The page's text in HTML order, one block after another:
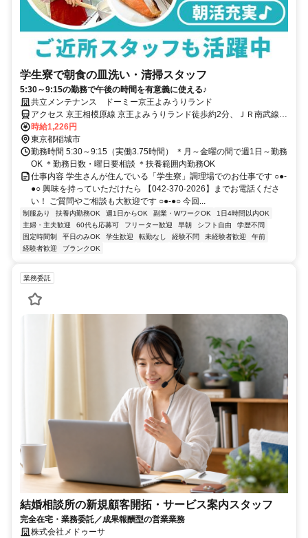
学生寮で朝食の皿洗い・清掃スタッフ
5:30～9:15の勤務で午後の時間を有意義に使える♪
共立メンテナンス ドーミー京王よみうりランド
アクセス 京王相模原線 京王よみうりランド徒歩約2分、ＪＲ南武線
矢野口南口徒歩約17分、京王相模原線 京王稲田堤南口徒歩約21分
時給1,226円
東京都稲城市
勤務時間 5:30～9:15（実働3.75時間） ＊月～金曜の間で週1日～勤務
OK ＊勤務日数・曜日要相談 ＊扶養範囲内勤務OK
仕事内容 学生さんが住んでいる「学生寮」調理場でのお仕事です ○●-
●○ 興味を持っていただけたら 【042-370-2026】までお電話くださ
い！ ご質問やご相談も大歓迎です ○●-●○ 今回...
制服あり 扶養内勤務OK 週1日からOK 副業・WワークOK
1日4時間以内OK
主婦・主夫歓迎
60代も応募可 フリーター歓迎 早朝 シフト自由
学歴不問
固定時間制
平日のみOK 学生歓迎 転勤なし 経験不問 未経験者歓迎
午前
経験者歓迎
ブランクOK
業務委託
結婚相談所の新規顧客開拓・サービス案内スタッフ
完全在宅・業務委託／成果報酬型の営業業務
株式会社メドゥーサ